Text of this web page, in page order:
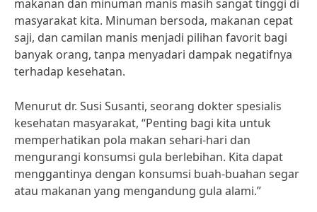
makanan dan minuman manis masih sangat tinggi di
masyarakat kita. Minuman bersoda, makanan cepat
saji, dan camilan manis menjadi pilihan favorit bagi
banyak orang, tanpa menyadari dampak negatifnya
terhadap kesehatan.
Menurut dr. Susi Susanti, seorang dokter spesialis
kesehatan masyarakat, “Penting bagi kita untuk
memperhatikan pola makan sehari-hari dan
mengurangi konsumsi gula berlebihan. Kita dapat
menggantinya dengan konsumsi buah-buahan segar
atau makanan yang mengandung gula alami.”